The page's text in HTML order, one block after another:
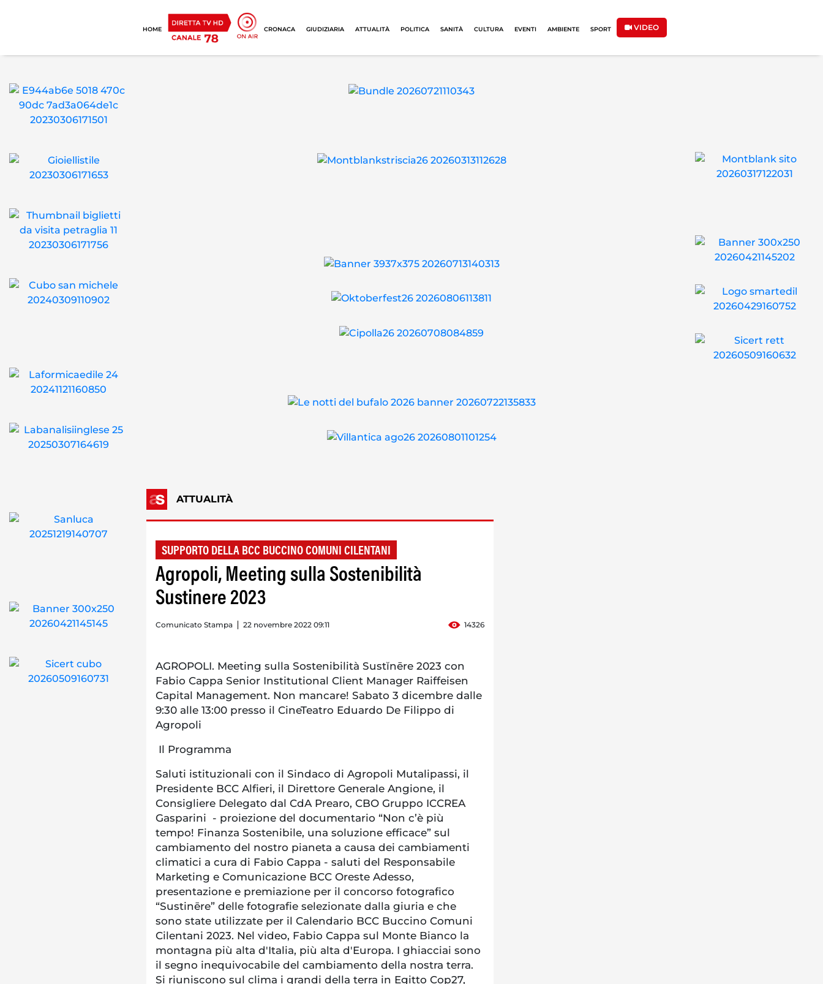
HOME CRONACA GIUDIZIARIA ATTUALITÀ POLITICA SANITÀ CULTURA EVENTI AMBIENTE SPORT VIDEO
ATTUALITÀ
SUPPORTO DELLA BCC BUCCINO COMUNI CILENTANI
Agropoli, Meeting sulla Sostenibilità
Sustinere 2023
Comunicato Stampa 22 novembre 2022 09:11 14326
AGROPOLI. Meeting sulla Sostenibilità Sustĭnēre 2023 con
Fabio Cappa Senior Institutional Client Manager Raiffeisen
Capital Management. Non mancare! Sabato 3 dicembre dalle
9:30 alle 13:00 presso il CineTeatro Eduardo De Filippo di
Agropoli
Il Programma
Saluti istituzionali con il Sindaco di Agropoli Mutalipassi, il
Presidente BCC Alfieri, il Direttore Generale Angione, il
Consigliere Delegato dal CdA Prearo, CBO Gruppo ICCREA
Gasparini - proiezione del documentario “Non c’è più
tempo! Finanza Sostenibile, una soluzione efficace” sul
cambiamento del nostro pianeta a causa dei cambiamenti
climatici a cura di Fabio Cappa - saluti del Responsabile
Marketing e Comunicazione BCC Oreste Adesso,
presentazione e premiazione per il concorso fotografico
“Sustinēre” delle fotografie selezionate dalla giuria e che
sono state utilizzate per il Calendario BCC Buccino Comuni
Cilentani 2023. Nel video, Fabio Cappa sul Monte Bianco la
montagna più alta d'Italia, più alta d'Europa. I ghiacciai sono
il segno inequivocabile del cambiamento della nostra terra.
Si riuniscono sul clima i grandi della terra in Egitto Cop27,